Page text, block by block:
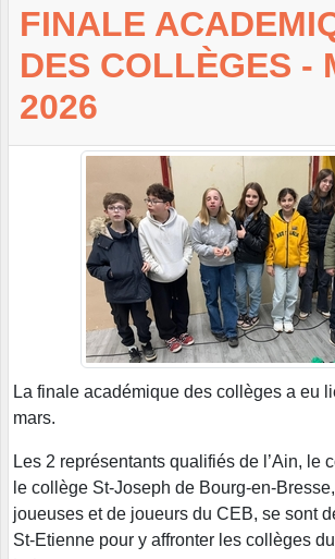
FINALE
DES COLLÈGES -
2026
La finale académique des collèges a eu
mars.
Les 2 représentants qualifiés de l’Ain, le
le collège St-Joseph de Bourg-en-
joueuses et de joueurs du CEB, se sont
St-Etienne pour y affronter les collèges